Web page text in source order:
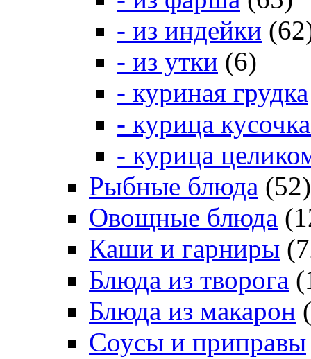
- из индейки
- из утки (6)
- куриная грудка
- курица
- курица
Рыбные блюда (52)
Овощные блюда
Каши и гарниры
Блюда из творога
Блюда из макарон
Соусы и приправы